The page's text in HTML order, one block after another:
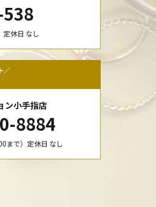
定休日 なし
／
ン小手指店
8884
まで）定休日 なし